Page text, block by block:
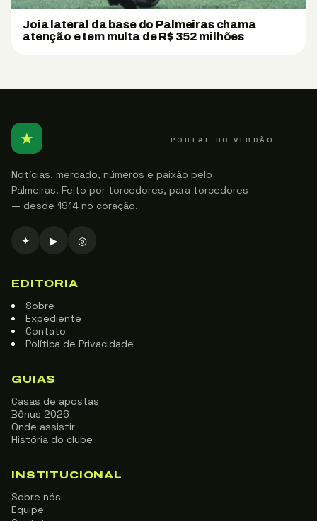
Joia lateral da base do Palmeiras chama
atenção e tem multa de R$ 352 milhões
★ PORTAL DO VERDÃO
Notícias, mercado, números e paixão pelo
Palmeiras. Feito por torcedores, para torcedores
— desde 1914 no coração.
✦ ▶ ◎
EDITORIA
Sobre
Expediente
Contato
Política de Privacidade
GUIAS
Casas de apostas
Bônus 2026
Onde assistir
História do clube
INSTITUCIONAL
Sobre nós
Equipe